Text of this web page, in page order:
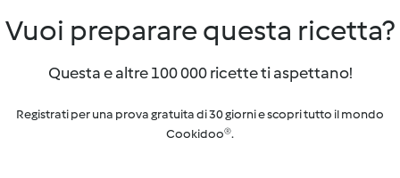
Vuoi preparare questa ricetta?
Questa e altre 100 000 ricette ti aspettano!
Registrati per una prova gratuita di 30 giorni e scopri tutto il mondo
Cookidoo®.